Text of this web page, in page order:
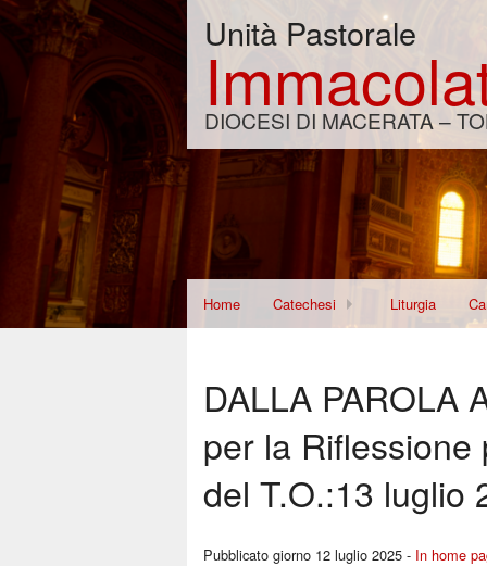
Unità Pastorale
DIOCESI DI MACERATA –
Home Catechesi Liturgia
DALLA PAROLA
per la
del T.O.:13 luglio
Pubblicato giorno 12 luglio 2025 - In home